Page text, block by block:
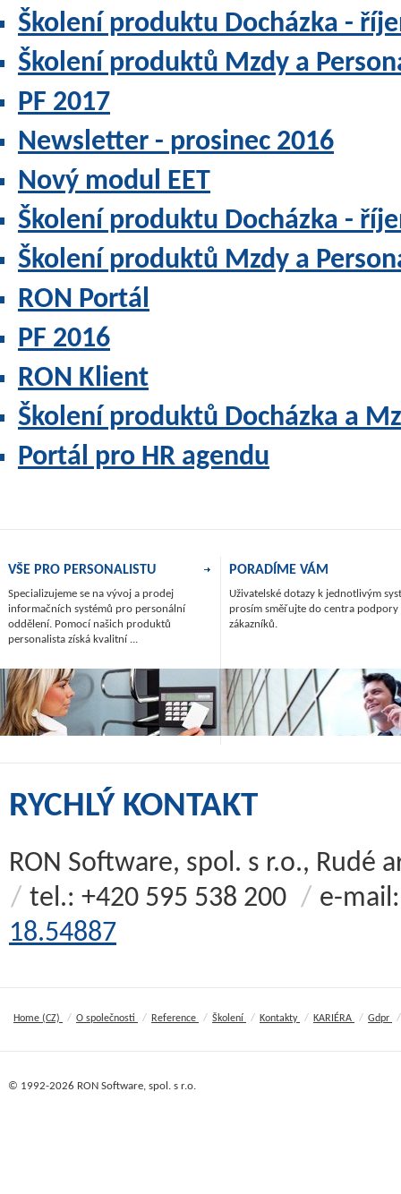
Školení produktu Docházka -
Školení produktů Mzdy a
PF 2017
Newsletter - prosinec 2016
Nový modul EET
Školení produktu Docházka -
Školení produktů Mzdy a
RON Portál
PF 2016
RON Klient
Školení produktů Docházka a
Portál pro HR agendu
VŠE PRO PERSONALISTU
Specializujeme se na vývoj a prodej
informačních systémů pro personální
oddělení. Pomocí našich produktů
personalista získá kvalitní ...
PORADÍME VÁM
Uživatelské dotazy k jednotlivým
prosím směřujte do centra podpory
zákazníků.
RYCHLÝ KONTAKT
RON Software, spol. s r.o., Rudé
/ tel.: +420 595 538 200 / e-
18.54887
Home (CZ) / O společnosti / Reference / Školení / Kontakty / KARIÉRA / Gdpr /
© 1992-2026 RON Software, spol. s r.o.